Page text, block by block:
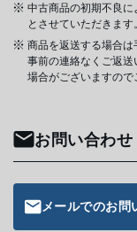
中古商品の初期不良に
とさせていただきます。
商品を返送する場合は
事前の連絡なくご返
場合がございますので
お問い合わせ
メールでのお問